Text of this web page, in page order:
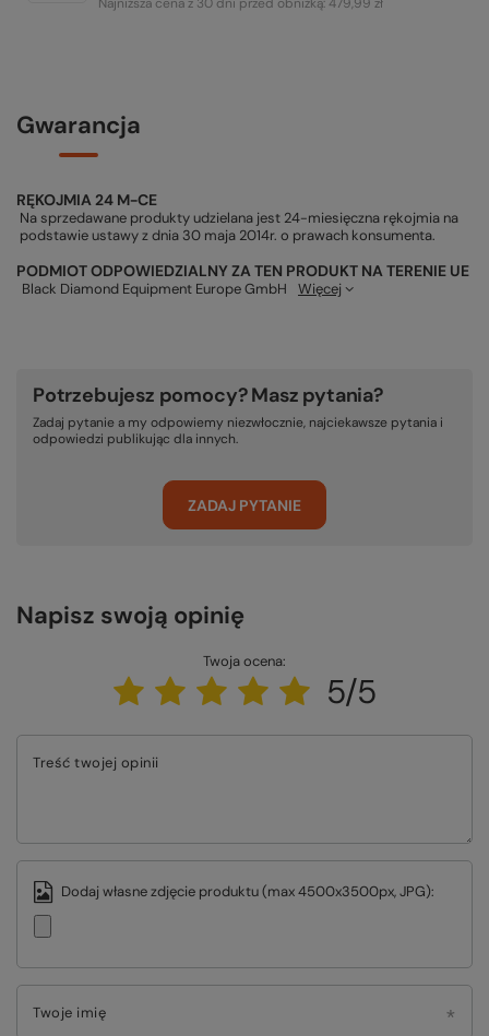
Najniższa cena z 30 dni przed obniżką:479,99 zł
Gwarancja
RĘKOJMIA 24 M-CE
Na sprzedawane produkty udzielana jest 24-miesięczna rękojmia na
podstawie ustawy z dnia 30 maja 2014r. o prawach konsumenta.
PODMIOT ODPOWIEDZIALNY ZA TEN PRODUKT NA TERENIE UE
Black Diamond Equipment Europe GmbH Więcej
Potrzebujesz pomocy? Masz pytania?
Zadaj pytanie a my odpowiemy niezwłocznie, najciekawsze pytania i
odpowiedzi publikując dla innych.
ZADAJ PYTANIE
Napisz swoją opinię
Twoja ocena:
5/5
Treść twojej opinii
Dodaj własne zdjęcie produktu (max 4500x3500px, JPG):
Twoje imię